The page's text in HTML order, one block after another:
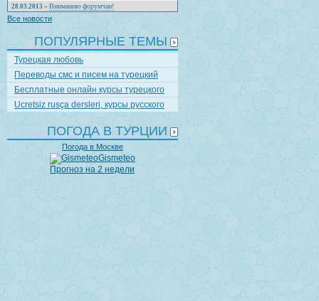
28.03.2013 » Вниманию форумчан!
Все новости
ПОПУЛЯРНЫЕ ТЕМЫ
Турецкая любовь
Переводы смс и писем на турецкий
Бесплатные онлайн курсы турецкого
Ucretsiz rusça dersleri, курсы русского
ПОГОДА В ТУРЦИИ
Погода в Москве
Gismeteo
Прогноз на 2 недели